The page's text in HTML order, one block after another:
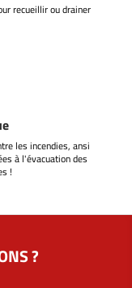
recueillir ou drainer
les incendies, ansi
à l'évacuation des
!
?